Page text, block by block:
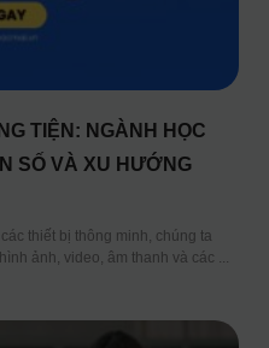
TIỆN: NGÀNH HỌC
SỐ VÀ XU HƯỚNG
thiết bị thông minh, chúng ta
ảnh, video, âm thanh và các